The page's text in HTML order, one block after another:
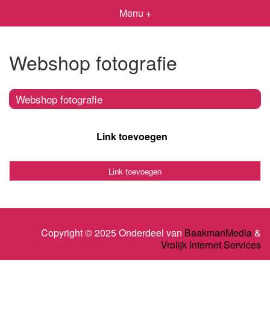
Menu +
Webshop fotografie
Webshop fotografie
Link toevoegen
Link toevoegen
Copyright © 2025 Onderdeel van BaakmanMedia&
Vrolijk Internet Services